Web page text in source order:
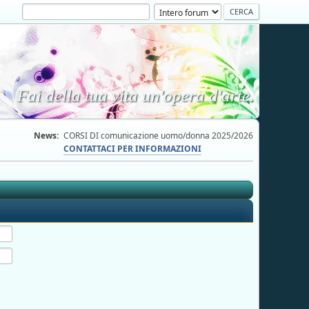
Fai della tua vita un'opera d'arte.
News: CORSI DI comunicazione uomo/donna 2025/2026
CONTATTACI PER INFORMAZIONI